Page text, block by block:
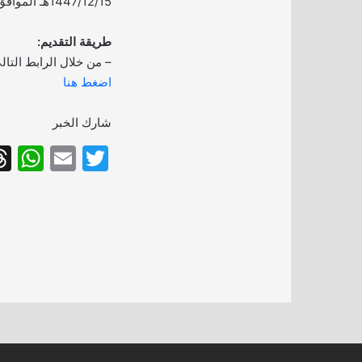
طريقة التقديم:
– من خلال الرابط
اضغط هنا
شارك الخبر
T
E
W